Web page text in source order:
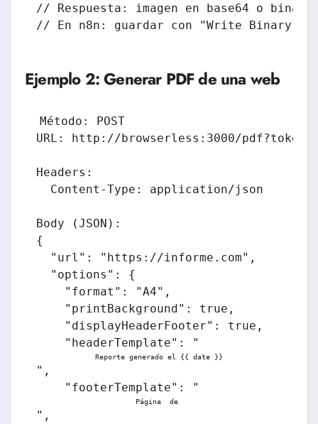
// Respuesta: imagen en base64 o
// En n8n: guardar con "Write Binary
Ejemplo 2: Generar PDF de una web
Método: POST
URL: http://browserless:3000/
Headers:
  Content-Type: application/json
Body (JSON):
{
  "url": "https://informe.com",
  "options": {
    "format": "A4",
    "printBackground": true,
    "displayHeaderFooter": true,
    "headerTemplate": "
Reporte generado el {{ date }}
",
    "footerTemplate": "
Página de
",